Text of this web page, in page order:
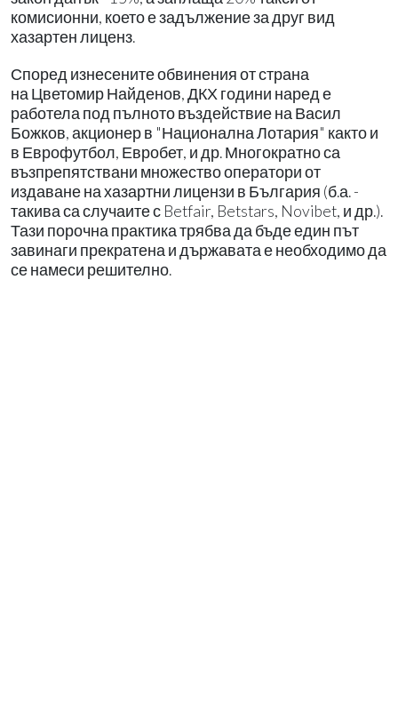
комисионни, което е задължение за друг вид
хазартен лиценз.
Според изнесените обвинения от страна
на Цветомир Найденов, ДКХ години наред е
работела под пълното въздействие на Васил
Божков, акционер в "Национална Лотария" както и
в Еврофутбол, Евробет, и др. Многократно са
възпрепятствани множество оператори от
издаване на хазартни лицензи в България (б.а. -
такива са случаите с Betfair, Betstars, Novibet, и др.).
Тази порочна практика трябва да бъде един път
завинаги прекратена и държавата е необходимо да
се намеси решително.